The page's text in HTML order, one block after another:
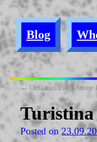
Blog
← Oma uusi HDB-huone
Posted on